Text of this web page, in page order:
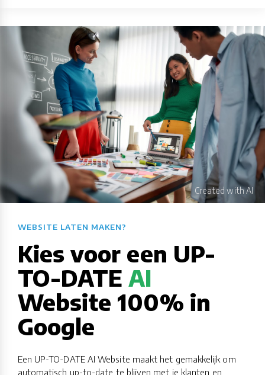
WEBSITE LATEN MAKEN?​​​​​​​​​​​​​​
Kies voor een UP-
TO-DATE AI
Website 100% in
Google
Een UP-TO-DATE AI Website maakt het gemakkelijk om
automatisch up-to-date te blijven met je klanten en